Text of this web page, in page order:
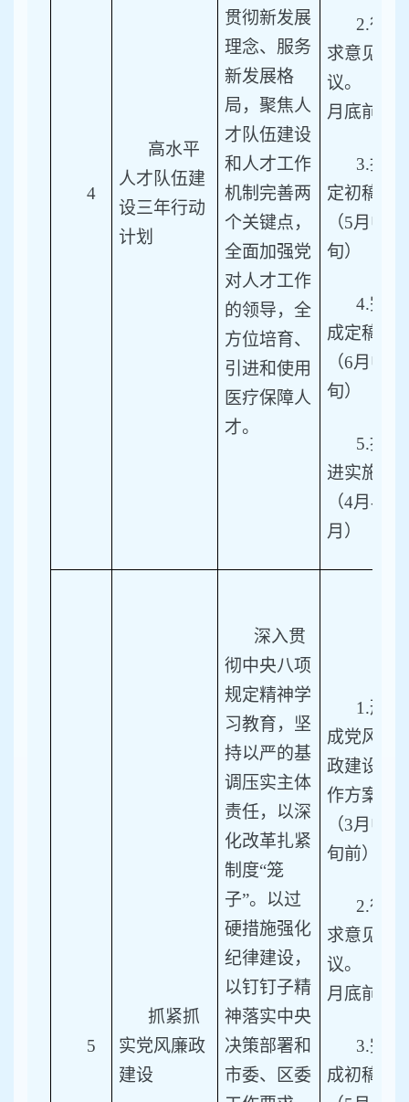
4
高水平
人才队伍建
设三年行动
计划
贯彻新发展
理念、服务
新发展格
局，聚焦人
才队伍建设
和人才工作
机制完善两
个关键点，
全面加强党
对人才工作
的领导，全
方位培育、
引进和使用
医疗保障人
才。
2.征
求意见建
议。（4
月底前）
3.拟
定初稿。
（5月中
旬）
4.完
成定稿。
（6月中
旬）
5.推
进实施。
（4月-11
月）
5
抓紧抓
实党风廉政
建设
深入贯
彻中央八项
规定精神学
习教育，坚
持以严的基
调压实主体
责任，以深
化改革扎紧
制度“笼
子”。以过
硬措施强化
纪律建设，
以钉钉子精
神落实中央
决策部署和
市委、区委
1.形
成党风廉
政建设工
作方案。
（3月中
旬前）
2.征
求意见建
议。（4
月底前）
3.完
成初稿。